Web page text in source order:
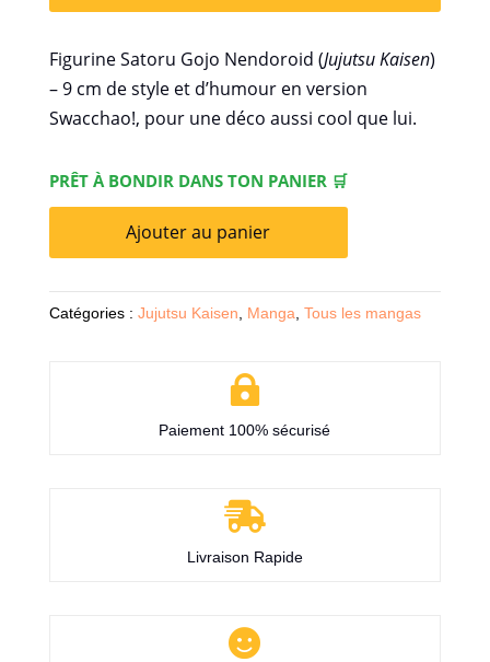
Figurine Satoru Gojo Nendoroid (Jujutsu Kaisen)
– 9 cm de style et d’humour en version
Swacchao!, pour une déco aussi cool que lui.
PRÊT À BONDIR DANS TON PANIER 🛒
Ajouter au panier
Catégories : Jujutsu Kaisen Manga Tous les mangas

Paiement 100% sécurisé

Livraison Rapide
